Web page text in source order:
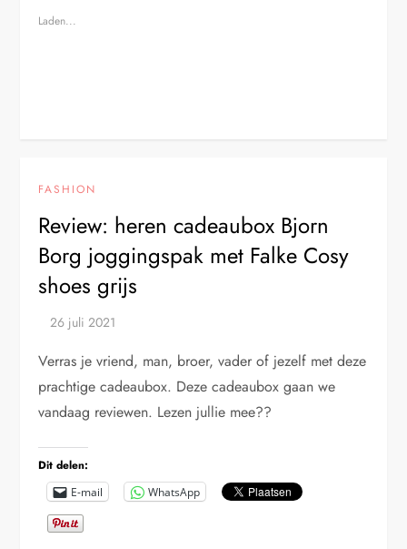
Laden...
FASHION
Review: heren cadeaubox Bjorn
Borg joggingspak met Falke Cosy
shoes grijs
Verras je vriend, man, broer, vader of jezelf met deze
prachtige cadeaubox. Deze cadeaubox gaan we
vandaag reviewen. Lezen jullie mee??
Dit delen:
E-mail WhatsApp